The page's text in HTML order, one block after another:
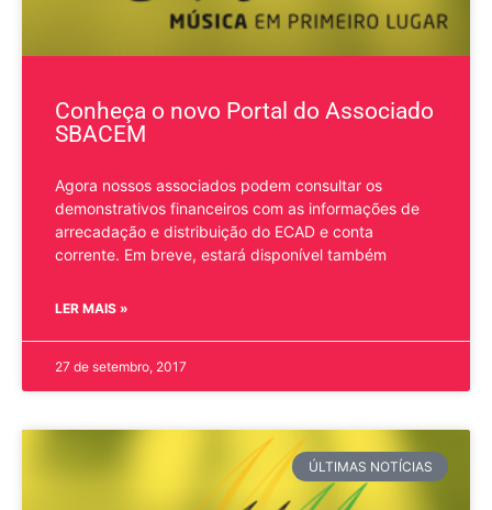
Conheça o novo Portal do Associado
SBACEM
Agora nossos associados podem consultar os
demonstrativos financeiros com as informações de
arrecadação e distribuição do ECAD e conta
corrente. Em breve, estará disponível também
LER MAIS »
27 de setembro, 2017
ÚLTIMAS NOTÍCIAS